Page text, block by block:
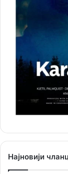
Најновији